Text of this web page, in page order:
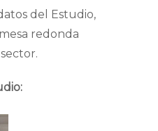
del Estudio,
redonda